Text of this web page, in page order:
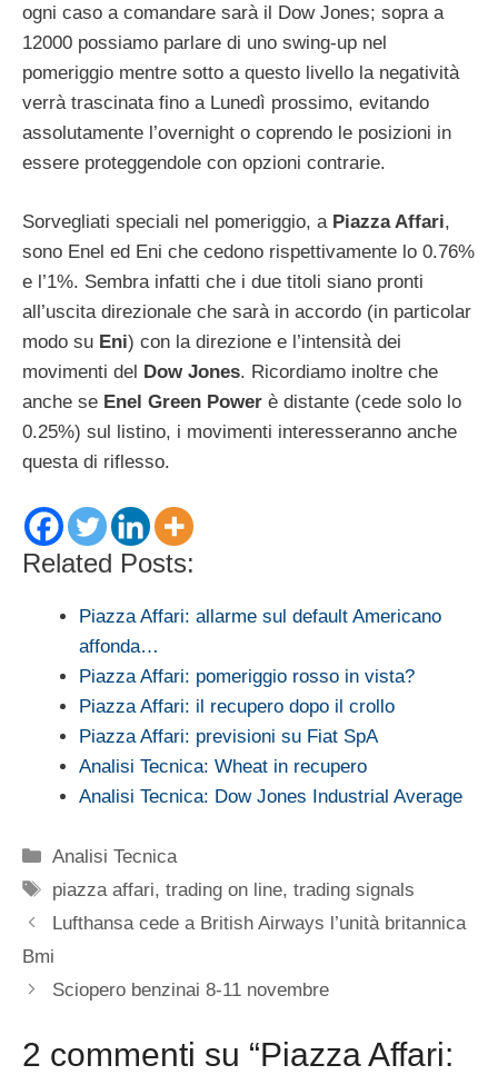
ogni caso a comandare sarà il Dow Jones; sopra a
12000 possiamo parlare di uno swing-up nel
pomeriggio mentre sotto a questo livello la negatività
verrà trascinata fino a Lunedì prossimo, evitando
assolutamente l’overnight o coprendo le posizioni in
essere proteggendole con opzioni contrarie.
Sorvegliati speciali nel pomeriggio, a Piazza Affari,
sono Enel ed Eni che cedono rispettivamente lo 0.76%
e l’1%. Sembra infatti che i due titoli siano pronti
all’uscita direzionale che sarà in accordo (in particolar
modo su Eni) con la direzione e l’intensità dei
movimenti del Dow Jones. Ricordiamo inoltre che
anche se Enel Green Power è distante (cede solo lo
0.25%) sul listino, i movimenti interesseranno anche
questa di riflesso.
Related Posts:
Piazza Affari: allarme sul default Americano
affonda…
Piazza Affari: pomeriggio rosso in vista?
Piazza Affari: il recupero dopo il crollo
Piazza Affari: previsioni su Fiat SpA
Analisi Tecnica: Wheat in recupero
Analisi Tecnica: Dow Jones Industrial Average
Categorie
Analisi Tecnica
Tag
piazza affari,trading on line,trading signals
Lufthansa cede a British Airways l’unità britannica
Bmi
Sciopero benzinai 8-11 novembre
2 commenti su “Piazza Affari: